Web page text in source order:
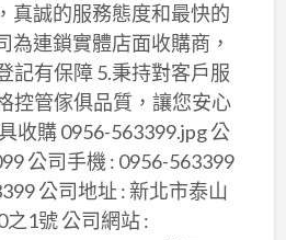
真誠的服務態度和最快的
為連鎖實體店面收購商，
記有保障 5.秉持對客戶服
控管傢俱品質，讓您安心
收購 0956-563399.jpg 公
公司手機 : 0956-563399
公司地址 : 新北市泰山
1號 公司網站 :